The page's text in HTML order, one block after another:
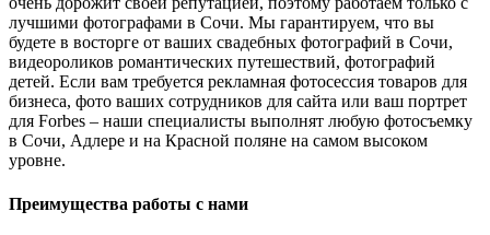
лучшими фотографами в Сочи. Мы гарантируем, что вы
будете в восторге от ваших свадебных фотографий в Сочи,
видеороликов романтических путешествий, фотографий
детей. Если вам требуется рекламная фотосессия товаров для
бизнеса, фото ваших сотрудников для сайта или ваш портрет
для Forbes – наши специалисты выполнят любую фотосъемку
в Сочи, Адлере и на Красной поляне на самом высоком
уровне.
Преимущества работы с нами